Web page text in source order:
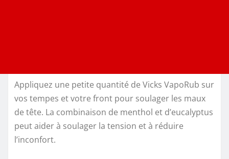
Appliquez une petite quantité de Vicks VapoRub sur
vos tempes et votre front pour soulager les maux
de tête. La combinaison de menthol et d’eucalyptus
peut aider à soulager la tension et à réduire
l’inconfort.